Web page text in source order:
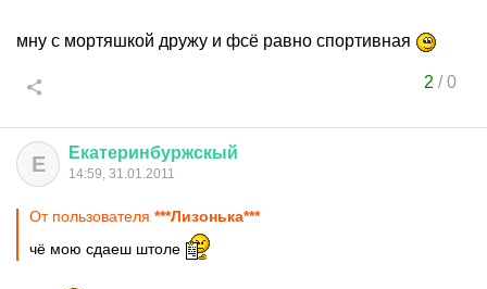
мну с мортяшкой дружу и фсё равно спортивная
2 /0
Е Екатеринбуржскый
14:59, 31.01.2011
От пользователя ***Лизонька***
чё мою сдаеш штоле